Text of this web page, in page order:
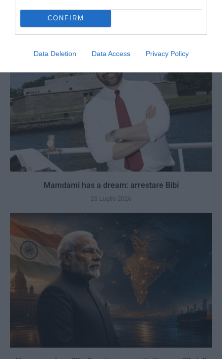
CONFIRM
Data Deletion Data Access Privacy Policy
di silenzio
Mamdami has a dream: arrestare Bibi
23 Luglio 2026